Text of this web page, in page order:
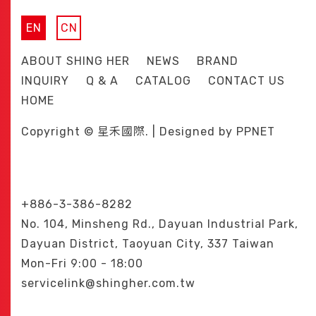
EN CN
ABOUT SHING HER NEWS
BRAND
INQUIRY
Q & A CATALOG
CONTACT US
HOME
Copyright © 星禾國際. | Designed by PPNET
+886-3-386-8282
No. 104, Minsheng Rd., Dayuan Industrial Park,
Dayuan District, Taoyuan City, 337 Taiwan
Mon-Fri 9:00 - 18:00
servicelink@shingher.com.tw